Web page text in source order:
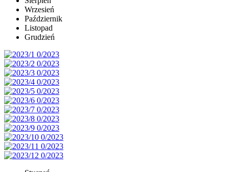
Wrzesień
Październik
Listopad
Grudzień